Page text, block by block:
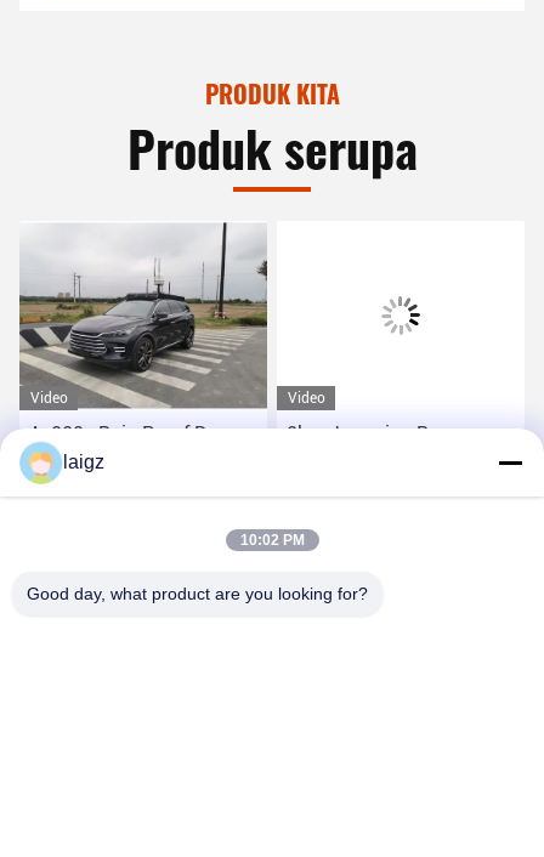
PRODUK KITA
Produk serupa
Video
Ac220v Rain Proof Drone
Detector Ukuran Kecil
Dapatkan Harga Terbaik
Video
2km Jamming Range
Drone Daya Ac
Dapatkan Harga Terbaik
laigz
10:02 PM
Good day, what product are you looking for?